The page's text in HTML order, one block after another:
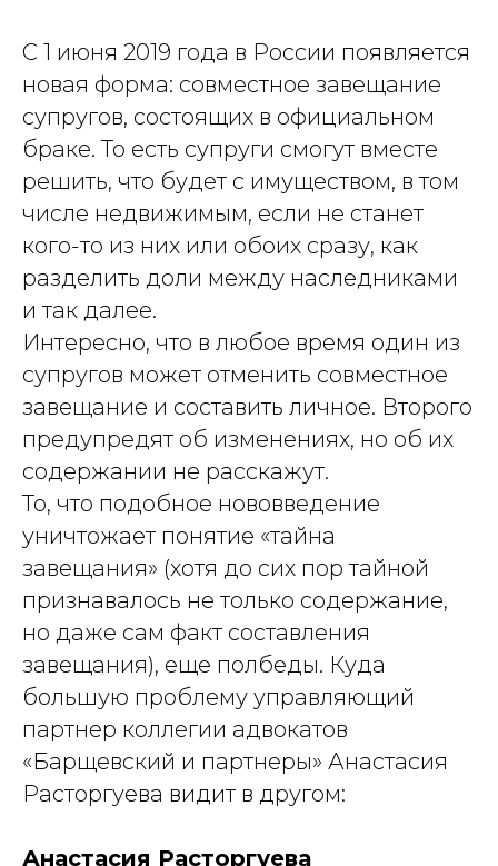
С 1 июня 2019 года в России появляется
новая форма: совместное завещание
супругов, состоящих в официальном
браке. То есть супруги смогут вместе
решить, что будет с имуществом, в том
числе недвижимым, если не станет
кого-то из них или обоих сразу, как
разделить доли между наследниками
и так далее.
Интересно, что в любое время один из
супругов может отменить совместное
завещание и составить личное. Второго
предупредят об изменениях, но об их
содержании не расскажут.
То, что подобное нововведение
уничтожает понятие «тайна
завещания» (хотя до сих пор тайной
признавалось не только содержание,
но даже сам факт составления
завещания), еще полбеды. Куда
большую проблему управляющий
партнер коллегии адвокатов
«Барщевский и партнеры» Анастасия
Расторгуева видит в другом:
Анастасия Расторгуева